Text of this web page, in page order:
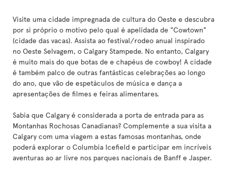
Visite uma cidade impregnada de cultura do Oeste e descubra
por si próprio o motivo pelo qual é apelidada de "Cowtown"
(cidade das vacas). Assista ao festival/rodeo anual inspirado
no Oeste Selvagem, o Calgary Stampede. No entanto, Calgary
é muito mais do que botas de e chapéus de cowboy! A cidade
é também palco de outras fantásticas celebrações ao longo
do ano, que vão de espetáculos de música e dança a
apresentações de filmes e feiras alimentares.
Sabia que Calgary é considerada a porta de entrada para as
Montanhas Rochosas Canadianas? Complemente a sua visita a
Calgary com uma viagem a estas famosas montanhas, onde
poderá explorar o Columbia Icefield e participar em incríveis
aventuras ao ar livre nos parques nacionais de Banff e Jasper.